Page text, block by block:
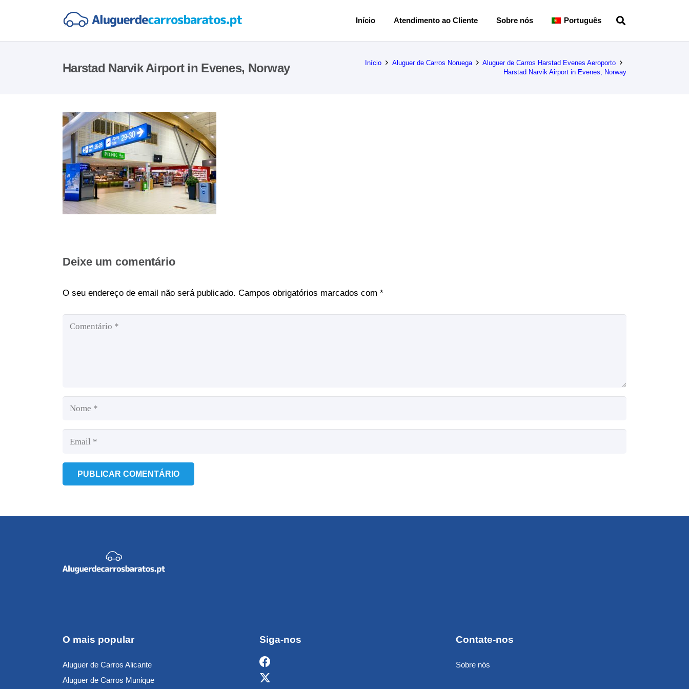
Início Atendimento ao Cliente Sobre nós Português
Harstad Narvik Airport in Evenes, Norway Início Aluguer de Carros Noruega
Aluguer de Carros Harstad Evenes Aeroporto
Harstad Narvik Airport in Evenes, Norway
Deixe um comentário
O seu endereço de email não será publicado. Campos obrigatórios marcados com *
PUBLICAR COMENTÁRIO
O mais popular
Aluguer de Carros Alicante
Aluguer de Carros Munique
Siga-nos Contate-nos
Sobre nós